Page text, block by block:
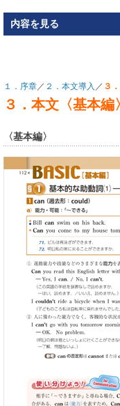
内容を見る
１．序章／ ２．本文導入 ／ ３
３．本文〈基本
〈基本編〉